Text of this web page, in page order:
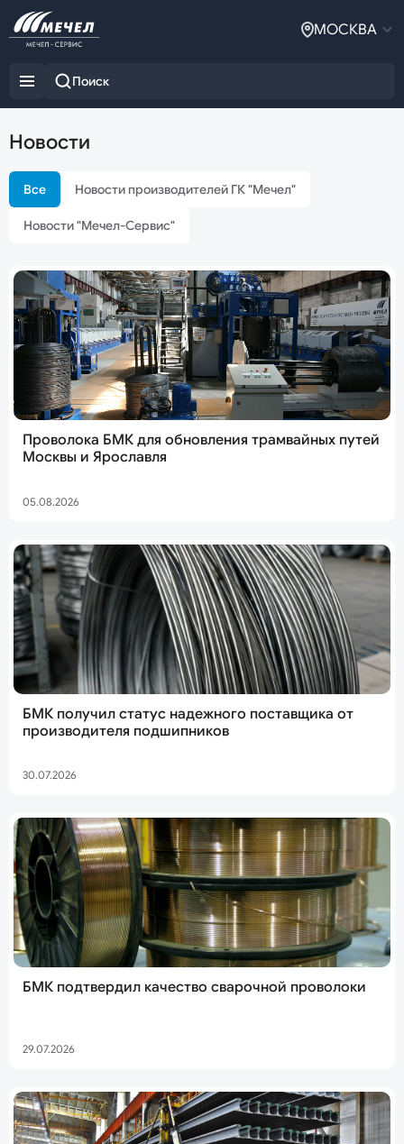
МОСКВА
Новости
Все Новости производителей ГК "Мечел"
Новости "Мечел-Сервис"
Проволока БМК для обновления трамвайных путей
Москвы и Ярославля
05.08.2026
БМК получил статус надежного поставщика от
производителя подшипников
30.07.2026
БМК подтвердил качество сварочной проволоки
29.07.2026